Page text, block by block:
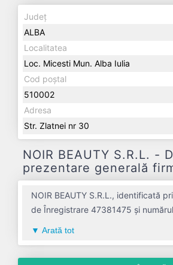
Județ
ALBA
Localitatea
Loc. Micesti Mun. Alba Iulia
Cod poștal
510002
Adresa
Str. Zlatnei nr 30
NOIR BEAUTY S.R.L. -
prezentare generală
NOIR BEAUTY S.R.L., identificată
de Înregistrare 47381475 și
Arată tot